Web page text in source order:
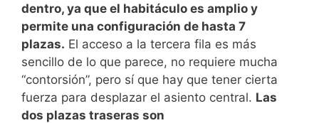
dentro, ya que el habitáculo es amplio y
permite una configuración de hasta 7
plazas. El acceso a la tercera fila es más
sencillo de lo que parece, no requiere mucha
“contorsión”, pero sí que hay que tener cierta
fuerza para desplazar el asiento central. Las
dos plazas traseras son